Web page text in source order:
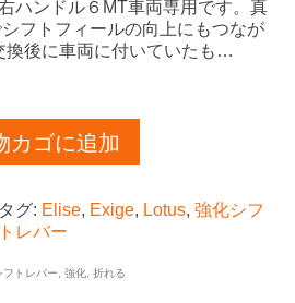
ハンドル６MT車両専用です。真
フトフィールの向上にもつなが
換後に車両に付いていたも…
カゴに追加
タグ: Elise, Exige, Lotus, 強化シフ
トレバー
フトレバー 強化 折れる